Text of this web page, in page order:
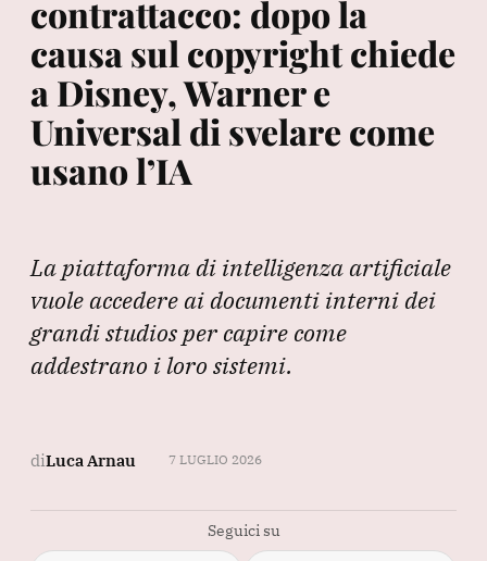
contrattacco: dopo la
causa sul copyright chiede
a Disney, Warner e
Universal di svelare come
usano l’IA
La piattaforma di intelligenza artificiale
vuole accedere ai documenti interni dei
grandi studios per capire come
addestrano i loro sistemi.
diLuca Arnau 7 LUGLIO 2026
Seguici su